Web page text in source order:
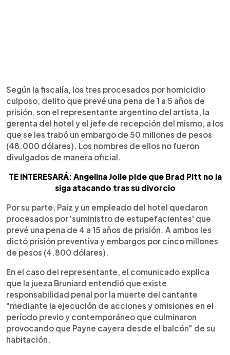
Según la fiscalía, los tres procesados por homicidio
culposo, delito que prevé una pena de 1 a 5 años de
prisión, son el representante argentino del artista, la
gerenta del hotel y el jefe de recepción del mismo, a los
que se les trabó un embargo de 50 millones de pesos
(48.000 dólares). Los nombres de ellos no fueron
divulgados de manera oficial.
TE INTERESARÁ: Angelina Jolie pide que Brad Pitt no la
siga atacando tras su divorcio
Por su parte, Paiz y un empleado del hotel quedaron
procesados por 'suministro de estupefacientes' que
prevé una pena de 4 a 15 años de prisión. A ambos les
dictó prisión preventiva y embargos por cinco millones
de pesos (4.800 dólares).
En el caso del representante, el comunicado explica
que la jueza Bruniard entendió que existe
responsabilidad penal por la muerte del cantante
"mediante la ejecución de acciones y omisiones en el
período previo y contemporáneo que culminaron
provocando que Payne cayera desde el balcón" de su
habitación.